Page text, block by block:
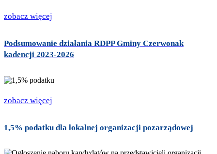
zobacz więcej
Podsumowanie działania RDPP Gminy Czerwonak
kadencji 2023-2026
zobacz więcej
1,5% podatku dla lokalnej organizacji pozarządowej